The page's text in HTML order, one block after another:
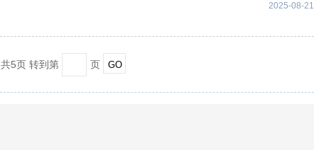
2025-08-21
共5页 转到第 页